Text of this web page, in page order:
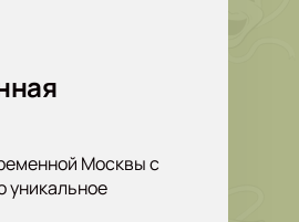
Москвы с
уникальное